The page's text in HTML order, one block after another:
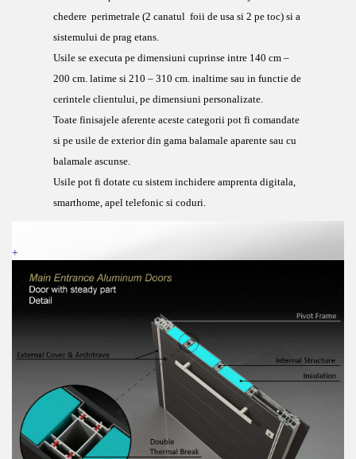
chedere perimetrale (2 canatul foii de usa si 2 pe toc) si a
sistemului de prag etans.
Usile se executa pe dimensiuni cuprinse intre 140 cm –
200 cm. latime si 210 – 310 cm. inaltime sau in functie de
cerintele clientului, pe dimensiuni personalizate.
Toate finisajele aferente aceste categorii pot fi comandate
si pe usile de exterior din gama balamale aparente sau cu
balamale ascunse.
Usile pot fi dotate cu sistem inchidere amprenta digitala,
smarthome, apel telefonic si coduri.
+